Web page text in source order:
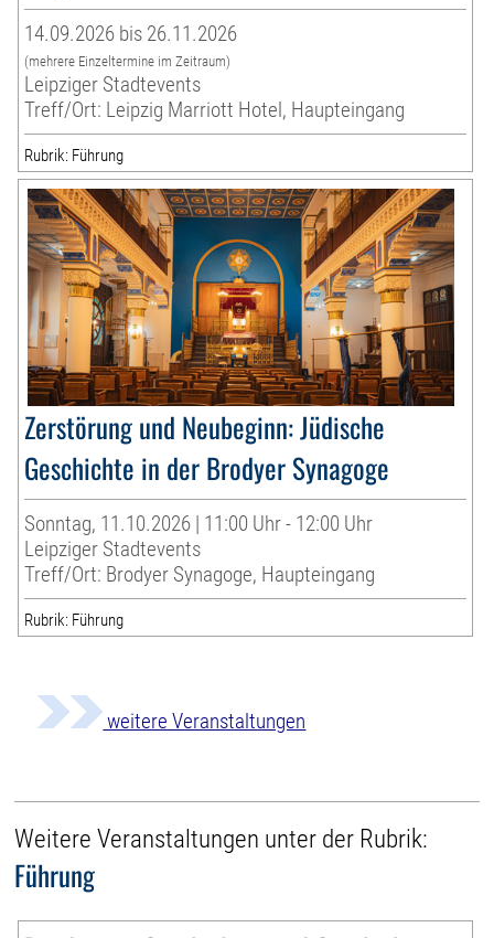
14.09.2026 bis 26.11.2026
(mehrere Einzeltermine im Zeitraum)
Leipziger Stadtevents
Treff/Ort: Leipzig Marriott Hotel, Haupteingang
Rubrik: Führung
Zerstörung und Neubeginn: Jüdische
Geschichte in der Brodyer Synagoge
Sonntag, 11.10.2026 | 11:00 Uhr - 12:00 Uhr
Leipziger Stadtevents
Treff/Ort: Brodyer Synagoge, Haupteingang
Rubrik: Führung
weitere Veranstaltungen
Weitere Veranstaltungen unter der Rubrik:
Führung